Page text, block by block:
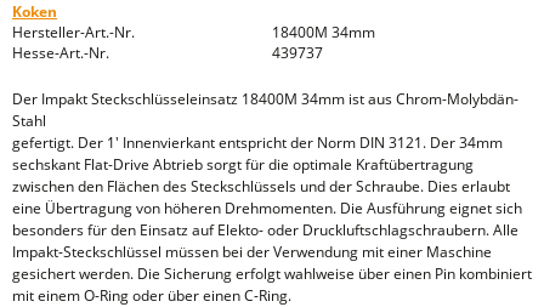
Koken
Hersteller-Art.-Nr.
18400M 34mm
Hesse-Art.-Nr.
439737
Der Impakt Steckschlüsseleinsatz 18400M 34mm ist aus Chrom-Molybdän-
Stahl
gefertigt. Der 1' Innenvierkant entspricht der Norm DIN 3121. Der 34mm
sechskant Flat-Drive Abtrieb sorgt für die optimale Kraftübertragung
zwischen den Flächen des Steckschlüssels und der Schraube. Dies erlaubt
eine Übertragung von höheren Drehmomenten. Die Ausführung eignet sich
besonders für den Einsatz auf Elekto- oder Druckluftschlagschraubern. Alle
Impakt-Steckschlüssel müssen bei der Verwendung mit einer Maschine
gesichert werden. Die Sicherung erfolgt wahlweise über einen Pin kombiniert
mit einem O-Ring oder über einen C-Ring.